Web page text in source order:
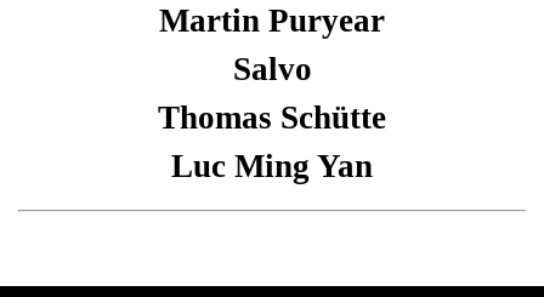
Martin Puryear
Salvo
Thomas Schütte
Luc Ming Yan